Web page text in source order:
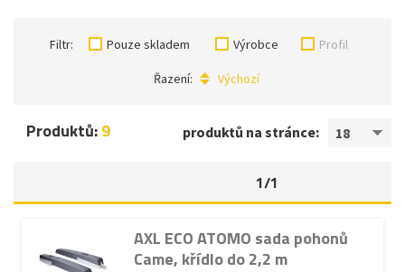
Filtr: Pouze skladem Výrobce Profil
Řazení: Výchozí
produktů na stránce: 18
Produktů:9
1/1
AXL ECO ATOMO sada pohonů
Came, křídlo do 2,2 m